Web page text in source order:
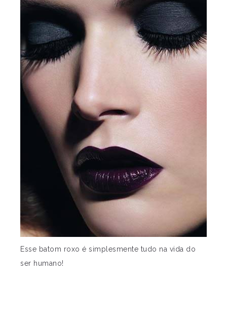
Esse batom roxo é simplesmente tudo na vida do
ser humano!